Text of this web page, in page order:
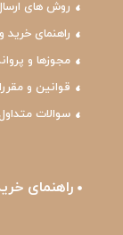
روش های
راهنمای
مجوزها و
قوانین و
سوالات
راهنمای